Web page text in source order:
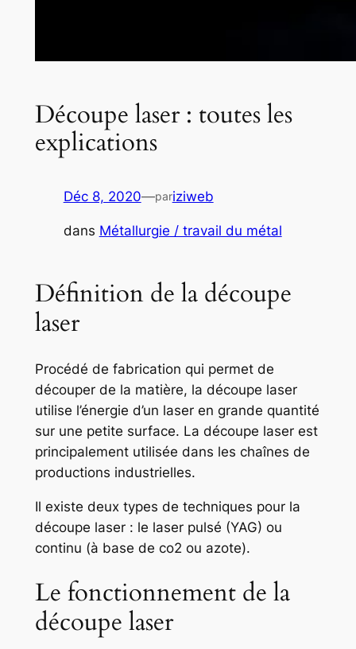
Découpe laser : toutes les
explications
Déc 8, 2020—pariziweb
dans Métallurgie / travail du métal
Définition de la découpe
laser
Procédé de fabrication qui permet de
découper de la matière, la découpe laser
utilise l’énergie d’un laser en grande quantité
sur une petite surface. La découpe laser est
principalement utilisée dans les chaînes de
productions industrielles.
Il existe deux types de techniques pour la
découpe laser : le laser pulsé (YAG) ou
continu (à base de co2 ou azote).
Le fonctionnement de la
découpe laser